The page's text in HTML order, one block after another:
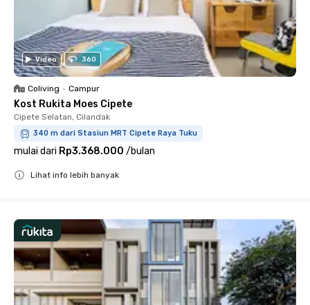
Video 360
Coliving • Campur
Kost Rukita Moes Cipete
Cipete Selatan, Cilandak
340 m dari Stasiun MRT Cipete Raya Tuku
mulai dari Rp3.368.000 /bulan
Lihat info lebih banyak